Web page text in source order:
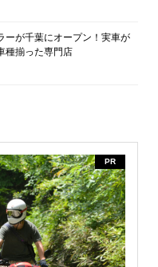
ーが千葉にオープン！実車が
種揃った専門店
PR